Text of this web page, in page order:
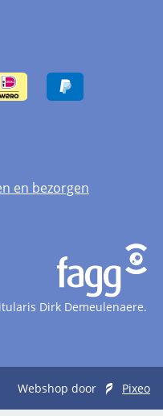
en bezorgen
Dirk Demeulenaere.
Webshop door Pixeo